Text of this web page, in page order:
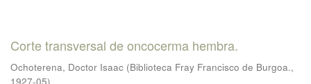
Corte transversal de oncocerma hembra.
Ochoterena, Doctor Isaac (Biblioteca Fray Francisco de Burgoa.,